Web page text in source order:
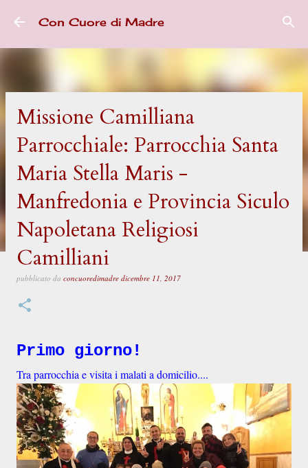
Passa ai contenuti principali
Con Cuore di Madre
Missione Camilliana
Parrocchiale: Parrocchia Santa
Maria Stella Maris -
Manfredonia e Provincia Siculo
Napoletana Religiosi
Camilliani
pubblicato da concuoredimadre dicembre 11, 2017
Primo giorno!
Tra parrocchia e visita i malati a domicilio....